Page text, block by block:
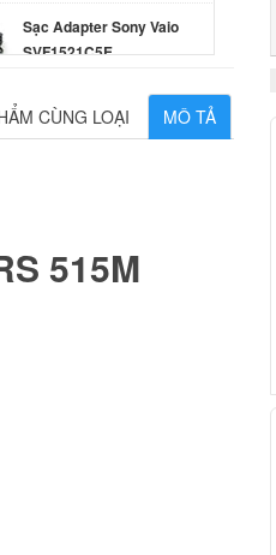
Sạc Adapter Sony Vaio
SVF1521C5E
Sạc Adapter Laptop Sony
MÔ TẢ
CÙNG LOẠI
515M